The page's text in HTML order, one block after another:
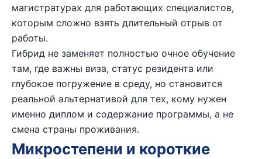
магистратурах для работающих специалистов,
которым сложно взять длительный отрыв от
работы.
Гибрид не заменяет полностью очное обучение
там, где важны виза, статус резидента или
глубокое погружение в среду, но становится
реальной альтернативой для тех, кому нужен
именно диплом и содержание программы, а не
смена страны проживания.
Микростепени и короткие